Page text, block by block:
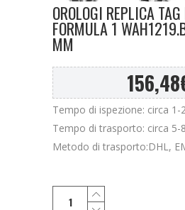
OROLOGI REPLICA TAG
FORMULA 1
MM
156,48
Tempo di ispezione: circa
Tempo di trasporto: circa 5-
Metodo di trasporto:DHL,